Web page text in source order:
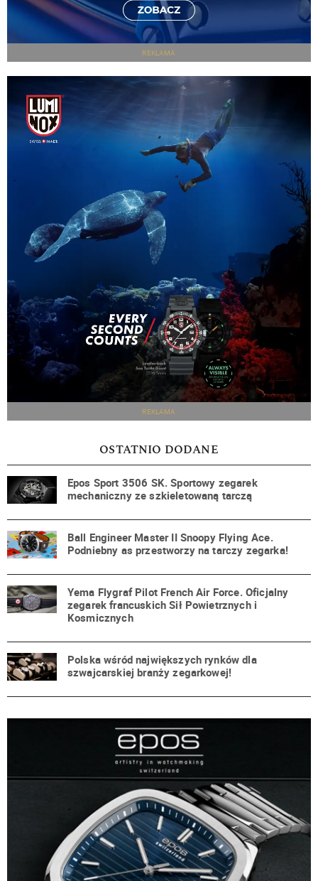
REKLAMA
REKLAMA
OSTATNIO DODANE
Epos Sport 3506 SK. Sportowy zegarek
mechaniczny ze szkieletowaną tarczą
Ball Engineer Master II Snoopy Flying Ace.
Podniebny as przestworzy na tarczy zegarka!
Yema Flygraf Pilot French Air Force. Oficjalny
zegarek francuskich Sił Powietrznych i
Kosmicznych
Polska wśród największych rynków dla
szwajcarskiej branży zegarkowej!